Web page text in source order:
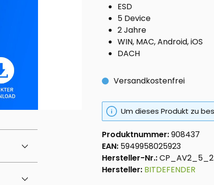
ESD
5 Device
2 Jahre
WIN, MAC, Android, iOS
DACH
Versandkostenfrei
Um dieses Produkt zu
Produktnummer:908437
EAN: 5949958025923
Hersteller-Nr.:
Hersteller: BITDEFENDER